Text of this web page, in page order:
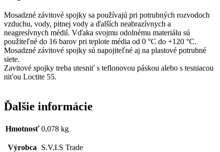
Mosadzné závitové spojky sa používajú pri potrubných rozvodoch
vzduchu, vody, pitnej vody a ďalších neabrazívnych a
neagresívnych médií. Vďaka svojmu odolnému materiálu sú
použiteľné do 16 barov pri teplote média od 0 °C do +120 °C.
Mosadzné závitové spojky sú napojiteľné aj na plastové potrubné
siete.
Zavitové spojky treba utesniť s teflonovou páskou alebo s tesniacou
niťou Loctite 55.
Ďalšie informácie
Hmotnosť 0,078 kg
Výrobca S.V.I.S Trade